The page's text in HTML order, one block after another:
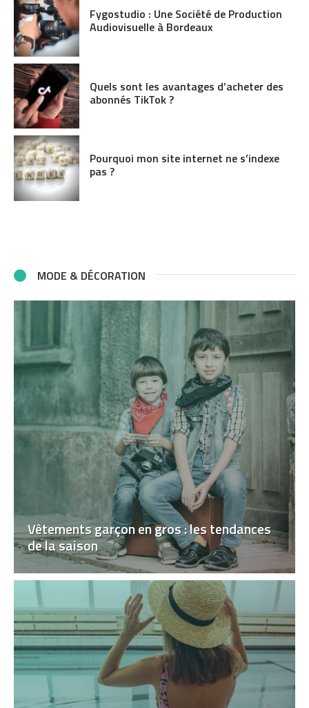
Fygostudio : Une Société de Production
Audiovisuelle à Bordeaux
Quels sont les avantages d’acheter des
abonnés TikTok ?
Pourquoi mon site internet ne s’indexe
pas ?
MODE & DÉCORATION
Vêtements garçon en gros : les tendances
de la saison